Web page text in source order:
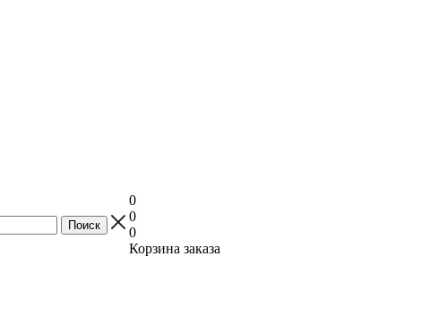
0
0
0
Корзина заказа